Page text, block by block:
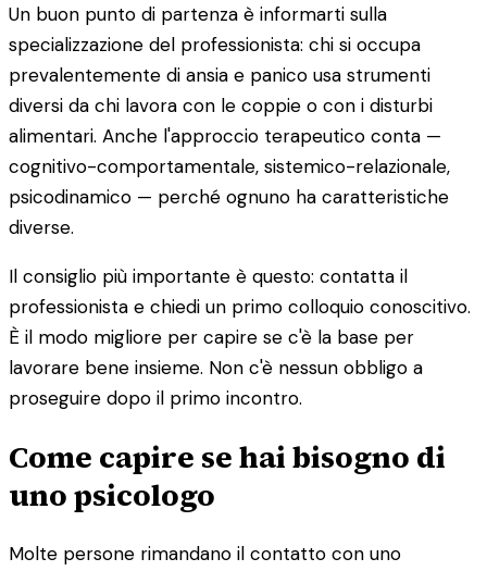
Un buon punto di partenza è informarti sulla
specializzazione del professionista: chi si occupa
prevalentemente di ansia e panico usa strumenti
diversi da chi lavora con le coppie o con i disturbi
alimentari. Anche l'approccio terapeutico conta —
cognitivo-comportamentale, sistemico-relazionale,
psicodinamico — perché ognuno ha caratteristiche
diverse.
Il consiglio più importante è questo: contatta il
professionista e chiedi un primo colloquio conoscitivo.
È il modo migliore per capire se c'è la base per
lavorare bene insieme. Non c'è nessun obbligo a
proseguire dopo il primo incontro.
Come capire se hai bisogno di
uno psicologo
Molte persone rimandano il contatto con uno